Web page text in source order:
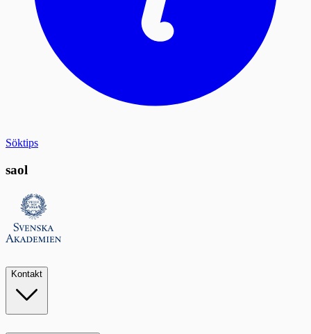
Söktips
saol
Kontakt